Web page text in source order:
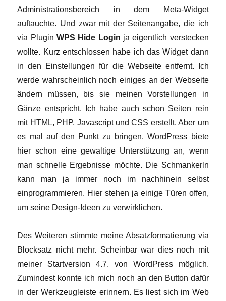
Administrationsbereich in dem Meta-Widget
auftauchte. Und zwar mit der Seitenangabe, die ich
via PluginWPS Hide Login ja eigentlich verstecken
wollte. Kurz entschlossen habe ich das Widget dann
in den Einstellungen für die Webseite entfernt. Ich
werde wahrscheinlich noch einiges an der Webseite
ändern müssen, bis sie meinen Vorstellungen in
Gänze entspricht. Ich habe auch schon Seiten rein
mit HTML, PHP, Javascript und CSS erstellt. Aber um
es mal auf den Punkt zu bringen. WordPress biete
hier schon eine gewaltige Unterstützung an, wenn
man schnelle Ergebnisse möchte. Die Schmankerln
kann man ja immer noch im nachhinein selbst
einprogrammieren. Hier stehen ja einige Türen offen,
um seine Design-Ideen zu verwirklichen.
Des Weiteren stimmte meine Absatzformatierung via
Blocksatz nicht mehr. Scheinbar war dies noch mit
meiner Startversion 4.7. von WordPress möglich.
Zumindest konnte ich mich noch an den Button dafür
in der Werkzeugleiste erinnern. Es liest sich im Web